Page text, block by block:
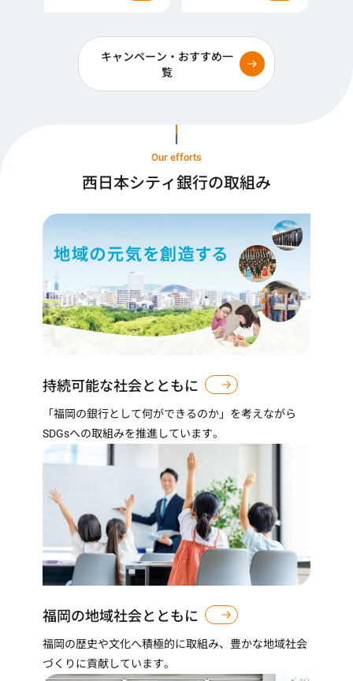
Our efforts
西日本シティ銀行の取組み
持続可能な社会とともに
「福岡の銀行として何ができるのか」を考えながら
SDGsへの取組みを推進しています。
福岡の地域社会とともに
福岡の歴史や文化へ積極的に取組み、豊かな地域社会
づくりに貢献しています。
キャンペーン・おすすめ一
覧